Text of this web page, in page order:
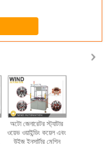
অটো জেনারেটর স্ট্যাটার
ওয়েভ ওয়াইন্ডিং কয়েল এবং
উইজ ইনসার্টার মেশিন